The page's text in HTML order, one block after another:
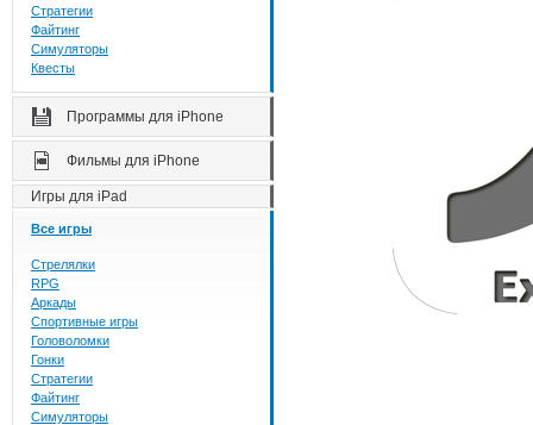
Стратегии
Файтинг
Симуляторы
Квесты
Программы для iPhone
Фильмы для iPhone
Игры для iPad
Все игры
Стрелялки
RPG
Аркады
Спортивные игры
Головоломки
Гонки
Стратегии
Файтинг
Симуляторы